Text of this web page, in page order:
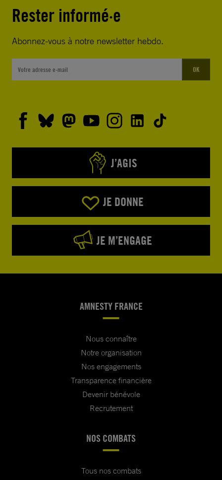
Rester informé·e
Abonnez-vous à notre newsletter hebdo.
OK
J’AGIS
JE DONNE
JE M’ENGAGE
AMNESTY FRANCE
Nous connaître
Notre organisation
Nos engagements
Transparence financière
Devenir bénévole
Recrutement
NOS COMBATS
Tous nos combats